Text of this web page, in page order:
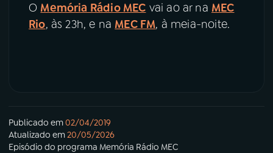
O Memória Rádio MEC vai ao ar na MEC
Rio, às 23h, e na MEC FM, à meia-noite.
Publicado em02/04/2019
Atualizado em20/05/2026
Episódio do programa Memória Rádio MEC